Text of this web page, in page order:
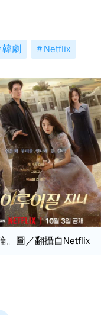
韓劇 Netflix
。圖／翻攝自Netflix